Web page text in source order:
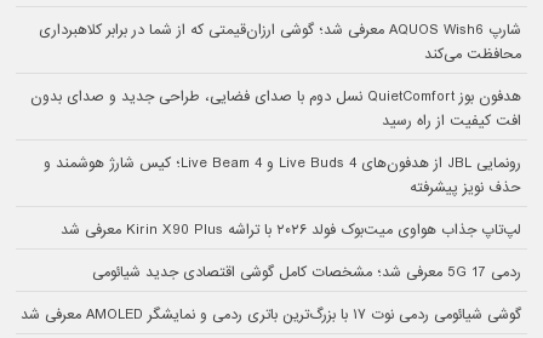
شارپ AQUOS Wish6 معرفی شد؛ گوشی ارزان‌قیمتی که از شما در برابر کلاهبرداری
محافظت می‌کند
هدفون بوز QuietComfort نسل دوم با صدای فضایی، طراحی جدید و صدای بدون
افت کیفیت از راه رسید
رونمایی JBL از هدفون‌های Live Buds 4 و Live Beam 4؛ کیس شارژ هوشمند و
حذف نویز پیشرفته
لپ‌تاپ جذاب هواوی میت‌بوک فولد ۲۰۲۶ با تراشه Kirin X90 Plus معرفی شد
ردمی 17 5G معرفی شد؛ مشخصات کامل گوشی اقتصادی جدید شیائومی
گوشی شیائومی ردمی نوت ۱۷ با بزرگ‌ترین باتری ردمی و نمایشگر AMOLED معرفی شد